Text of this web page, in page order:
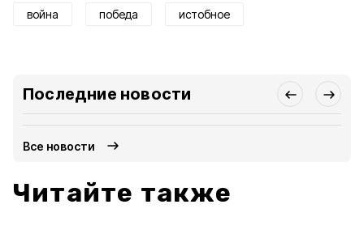
война победа истобное
Последние новости
Все новости
Читайте также